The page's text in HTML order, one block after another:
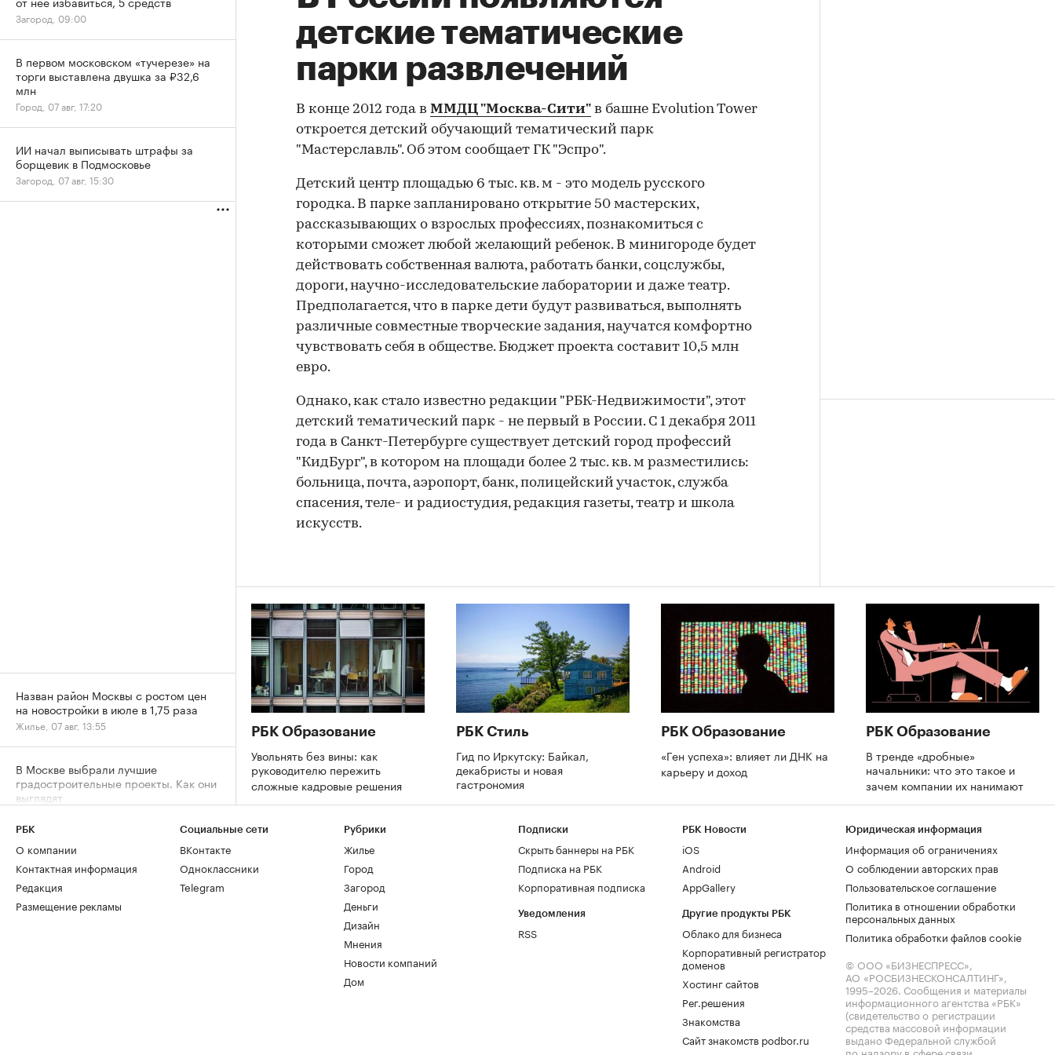
детские тематические
парки развлечений
В конце 2012 года в ММДЦ "Москва-Сити" в башне Evolution Tower
откроется детский обучающий тематический парк
"Мастерславль". Об этом сообщает ГК "Эспро".
Детский центр площадью 6 тыс. кв. м - это модель русского
городка. В парке запланировано открытие 50 мастерских,
рассказывающих о взрослых профессиях, познакомиться с
которыми сможет любой желающий ребенок. В минигороде будет
действовать собственная валюта, работать банки, соцслужбы,
дороги, научно-исследовательские лаборатории и даже театр.
Предполагается, что в парке дети будут развиваться, выполнять
различные совместные творческие задания, научатся комфортно
чувствовать себя в обществе. Бюджет проекта составит 10,5 млн
евро.
Однако, как стало известно редакции "РБК-Недвижимости", этот
детский тематический парк - не первый в России. С 1 декабря 2011
года в Санкт-Петербурге существует детский город профессий
"КидБург", в котором на площади более 2 тыс. кв. м разместились:
больница, почта, аэропорт, банк, полицейский участок, служба
спасения, теле- и радиостудия, редакция газеты, театр и школа
искусств.
РБК Образование
Увольнять без вины: как
руководителю пережить
сложные кадровые решения
РБК Стиль
Гид по Иркутску: Байкал,
декабристы и новая
гастрономия
РБК Образование
«Ген успеха»: влияет ли ДНК на
карьеру и доход
РБК Образование
В тренде «дробные»
начальники: что это такое и
зачем компании их нанимают
Загород, 09:00
В первом московском «тучерезе» на
торги выставлена двушка за ₽32,6
млн
Город, 07 авг, 17:20
ИИ начал выписывать штрафы за
борщевик в Подмосковье
Загород, 07 авг, 15:30
Назван район Москвы с ростом цен
на новостройки в июле в 1,75 раза
Жилье, 07 авг, 13:55
В Москве выбрали лучшие
градостроительные проекты. Как они
выглядят
Архитекторы и студенты создали
плакаты ко Дню строителя. Лучшие
работы
Отрасль, 07 авг, 11:36
РБК
О компании
Контактная информация
Редакция
Размещение рекламы
Социальные сети
ВКонтакте
Одноклассники
Telegram
Рубрики
Жилье
Город
Загород
Деньги
Дизайн
Мнения
Новости компаний
Дом
Подписки
Скрыть баннеры на РБК
Подписка на РБК
Корпоративная подписка
Уведомления
RSS
РБК Новости
iOS
Android
AppGallery
Другие продукты РБК
Облако для бизнеса
Корпоративный регистратор
доменов
Хостинг сайтов
Рег.решения
Знакомства
Сайт знакомств podbor.ru
Юридическая информация
Информация об ограничениях
О соблюдении авторских прав
Пользовательское соглашение
Политика в отношении обработки
персональных данных
Политика обработки файлов cookie
© ООО «БИЗНЕСПРЕСС»,
АО «РОСБИЗНЕСКОНСАЛТИНГ»,
1995–2026. Сообщения и материалы
информационного агентства «РБК»
(свидетельство о регистрации
средства массовой информации
выдано Федеральной службой
по надзору в сфере связи,